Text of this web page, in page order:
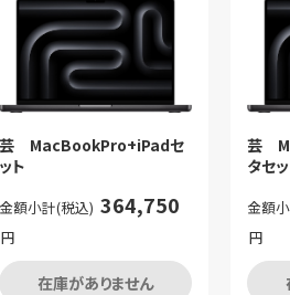
芸 MacBookPro+iPadセ
ット
金額小計(税込) 364,750
円
在庫がありません
芸
タセ
金額
円